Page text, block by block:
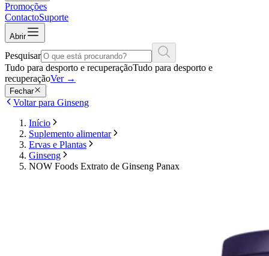
Promoções
ContactoSuporte
Abrir
Pesquisar
Tudo para desporto e recuperaçãoTudo para desporto e
recuperaçãoVer →
Fechar
Voltar para Ginseng
Início
Suplemento alimentar
Ervas e Plantas
Ginseng
NOW Foods Extrato de Ginseng Panax